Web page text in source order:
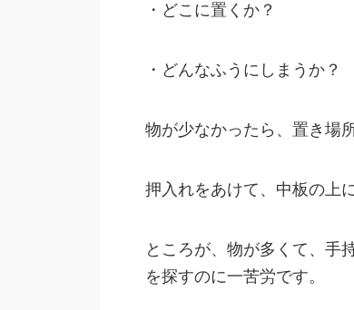
・どこに置くか？
・どんなふうにしまうか？
物が少なかったら、置き場
押入れをあけて、中板の上
ところが、物が多くて、手
を探すのに一苦労です。